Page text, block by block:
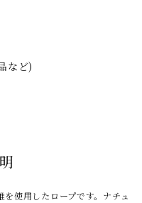
など)
使用したロープです。ナチュ